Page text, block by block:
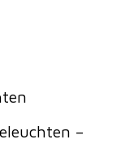
–